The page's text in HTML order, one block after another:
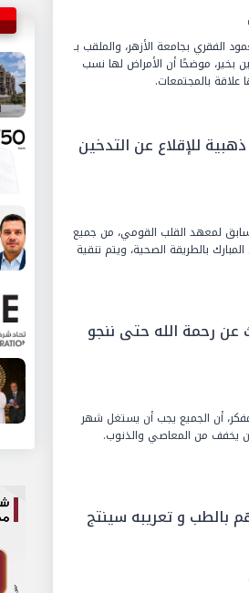
الفقري بجامعة الأزهر، والملقب بـ
بخير، موضحًا أن الأمراض لها نسب
بالمجتمعات.
للإقلاع عن التدخين
لمعهد القلب القومي، من جميع
بالطريقة الصحية، ويتم تنقية
عن رحمة الله حتى ننجو
أن الجميع يجب أن يستغل شهر
يخفف من المعاصي والذنوب.
بالطب و تعريبه سينتج